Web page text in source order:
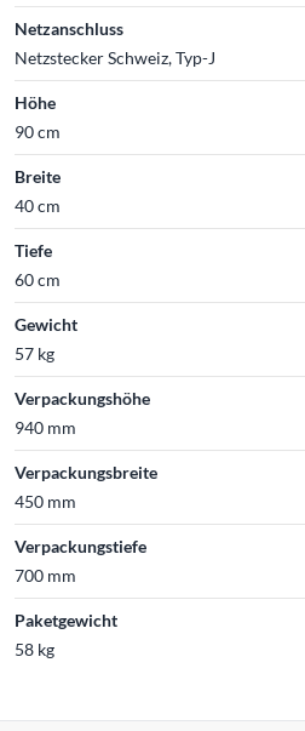
Netzanschluss
Netzstecker Schweiz, Typ-J
Höhe
90 cm
Breite
40 cm
Tiefe
60 cm
Gewicht
57 kg
Verpackungshöhe
940 mm
Verpackungsbreite
450 mm
Verpackungstiefe
700 mm
Paketgewicht
58 kg